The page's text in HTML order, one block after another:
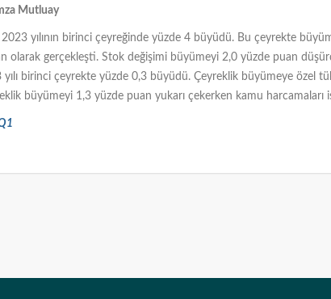
Mutluay
2023 yılının birinci çeyreğinde yüzde 4 büyüdü. Bu çeyrekte
olarak gerçekleşti. Stok değişimi büyümeyi 2,0 yüzde puan
yılı birinci çeyrekte yüzde 0,3 büyüdü. Çeyreklik büyümeye özel
büyümeyi 1,3 yüzde puan yukarı çekerken kamu harcamaları